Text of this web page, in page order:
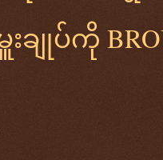
ချုပ်ကို